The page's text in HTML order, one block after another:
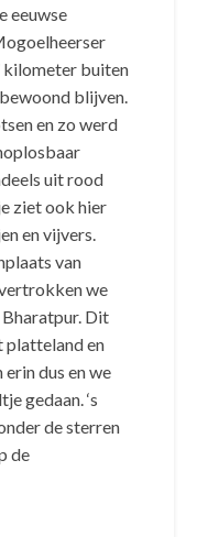
eeuwse
buiten
blijven.
en zo werd
uit rood
ziet ook hier
en vijvers.
van
we
Bharatpur. Dit
platteland en
dus en we
gedaan. ‘s
de sterren
de